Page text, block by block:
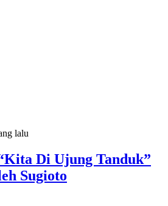
lalu
Di Ujung Tanduk”
Sugioto